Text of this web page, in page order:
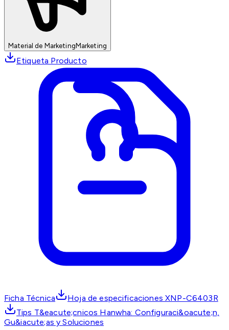
Material de MarketingMarketing
Etiqueta Producto
Ficha Técnica
Hoja de especificaciones XNP-C6403R
Tips T&eacute;cnicos Hanwha: Configuraci&oacute;n,
Gu&iacute;as y Soluciones